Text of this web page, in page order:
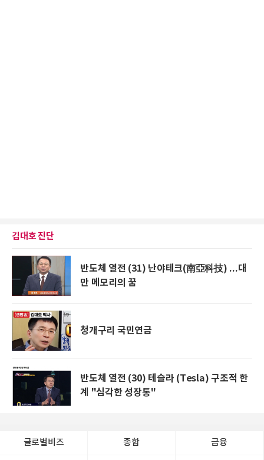
김대호 진단
반도체 열전 (31) 난야테크(南亞科技) ...대
만 메모리의 꿈
청개구리 국민연금
반도체 열전 (30) 테슬라 (Tesla) 구조적 한
계 "심각한 성장통"
글로벌비즈 종합 금융